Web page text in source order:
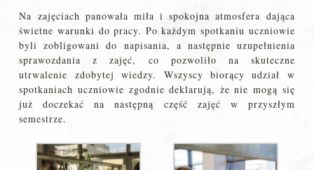
Na zajęciach panowała miła i spokojna atmosfera dająca
świetne warunki do pracy. Po każdym spotkaniu uczniowie
byli zobligowani do napisania, a następnie uzupełnienia
sprawozdania z zajęć, co pozwoliło na skuteczne
utrwalenie zdobytej wiedzy. Wszyscy biorący udział w
spotkaniach uczniowie zgodnie deklarują, że nie mogą się
już doczekać na następną część zajęć w przyszłym
semestrze.